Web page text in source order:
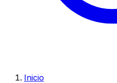
Inicio